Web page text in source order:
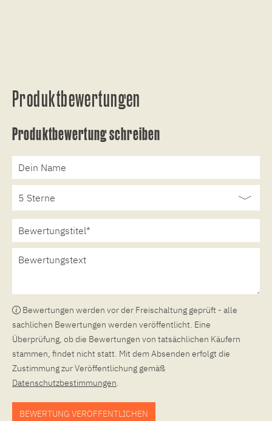
Produktbewertungen
Produktbewertung schreiben
Bewertungen werden vor der Freischaltung geprüft - alle
sachlichen Bewertungen werden veröffentlicht. Eine
Überprüfung, ob die Bewertungen von tatsächlichen Käufern
stammen, findet nicht statt. Mit dem Absenden erfolgt die
Zustimmung zur Veröffentlichung gemäß
Datenschutzbestimmungen.
BEWERTUNG VERÖFFENTLICHEN